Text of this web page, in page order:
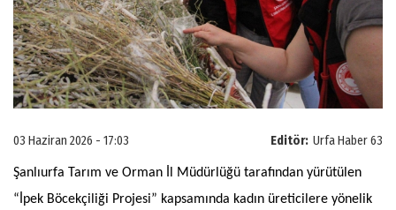
Editör: Urfa Haber 63
03 Haziran 2026 - 17:03
Şanlıurfa Tarım ve Orman İl Müdürlüğü tarafından yürütülen
“İpek Böcekçiliği Projesi” kapsamında kadın üreticilere yönelik